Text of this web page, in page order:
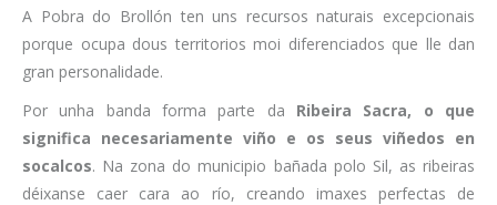
A Pobra do Brollón ten uns recursos naturais excepcionais
porque ocupa dous territorios moi diferenciados que lle dan
gran personalidade.
Por unha banda forma parte da Ribeira Sacra, o que
significa necesariamente viño e os seus viñedos en
socalcos. Na zona do municipio bañada polo Sil, as ribeiras
déixanse caer cara ao río, creando imaxes perfectas de